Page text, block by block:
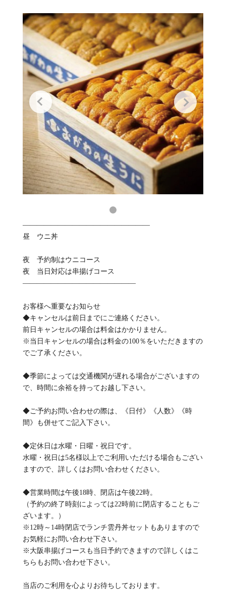
——————————————————
昼 ウニ丼
夜 予約制はウニコース
夜 当日対応は串揚げコース
————————————————
お客様へ重要なお知らせ
◆キャンセルは前日までにご連絡ください。
前日キャンセルの場合は料金はかかりません。
※当日キャンセルの場合は料金の100％をいただきますの
でご了承ください。
◆季節によっては交通機関が遅れる場合がございますの
で、時間に余裕を持ってお越し下さい。
◆ご予約お問い合わせの際は、《日付》《人数》《時
間》も併せてご記入下さい。
◆定休日は水曜・日曜・祝日です。
水曜・祝日は5名様以上でご利用いただける場合もござい
ますので、詳しくはお問い合わせください。
◆営業時間は午後18時、閉店は午後22時。
（予約の終了時刻によっては22時前に閉店することもご
ざいます。）
※12時～14時閉店でランチ雲丹丼セットもありますので
お気軽にお問い合わせ下さい。
※大阪串揚げコースも当日予約できますので詳しくはこ
ちらもお問い合わせ下さい。
当店のご利用を心よりお待ちしております。